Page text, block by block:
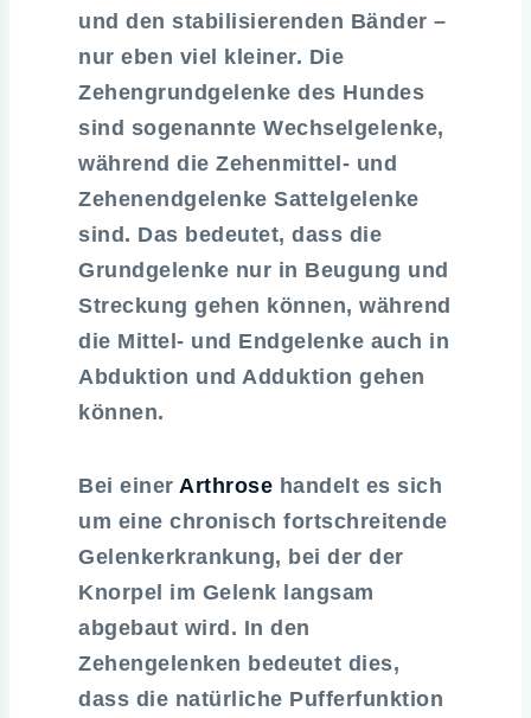
und den stabilisierenden Bänder –
nur eben viel kleiner. Die
Zehengrundgelenke des Hundes
sind sogenannte Wechselgelenke,
während die Zehenmittel- und
Zehenendgelenke Sattelgelenke
sind. Das bedeutet, dass die
Grundgelenke nur in Beugung und
Streckung gehen können, während
die Mittel- und Endgelenke auch in
Abduktion und Adduktion gehen
können.
Bei einer Arthrose handelt es sich
um eine chronisch fortschreitende
Gelenkerkrankung, bei der der
Knorpel im Gelenk langsam
abgebaut wird. In den
Zehengelenken bedeutet dies,
dass die natürliche Pufferfunktion